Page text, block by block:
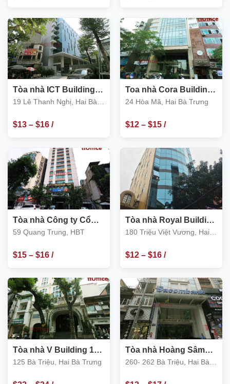
m2 m2
Tòa nhà ICT Building
19 Lê Thanh Nghị
19 Lê Thanh Nghị, Hai Bà
$13– $16/
Toa nhà Cora Building
24 Hòa Mã, Hai Bà
24 Hòa Mã, Hai Bà Trưng
$12– $15/
Tòa nhà Công ty Cổ
phần Xây Dựng số 1
59 Quang Trung, HBT
$15– $16/
m2
Tòa nhà Royal Building
180 Triệu Việt Vương,
180 Triệu Việt Vương, Hai
$12– $16/
Tòa nhà V Building 125
Bà Triệu, Hai Bà Trưng
125 Bà Triệu, Hai Bà Trưng
Tòa nhà Hoàng Sâm
Building 260 – 262 Bà
260- 262 Bà Triệu, Hai Bà